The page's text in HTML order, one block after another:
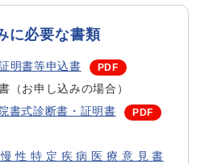
に必要な書類
明書等申込書
（お申し込みの場合）
書式診断書・証明書
性特定疾病医療意見書